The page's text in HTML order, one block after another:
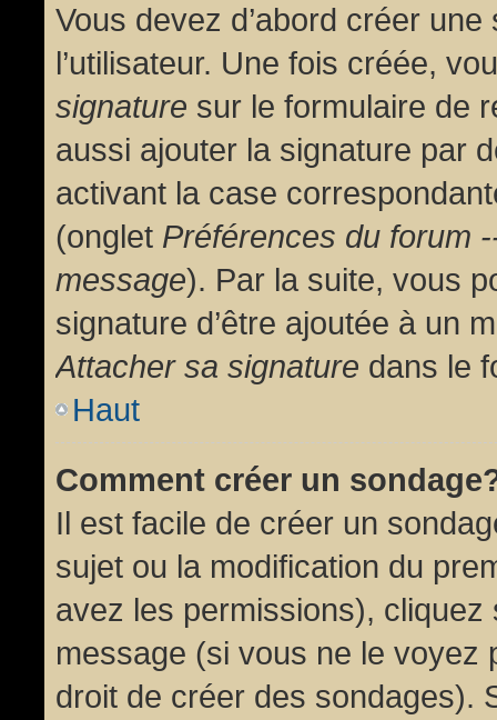
Vous devez d’abord créer
l’utilisateur. Une fois créée,
signature sur le formulaire de
aussi ajouter la signature par
activant la case
(onglet Préférences du forum
message). Par la suite, vous
signature d’être ajoutée à un
Attacher sa signature dans le
Haut
Comment créer un
Il est facile de créer un
sujet ou la modification du
avez les permissions), cliquez
message (si vous ne le voyez
droit de créer des sondages).